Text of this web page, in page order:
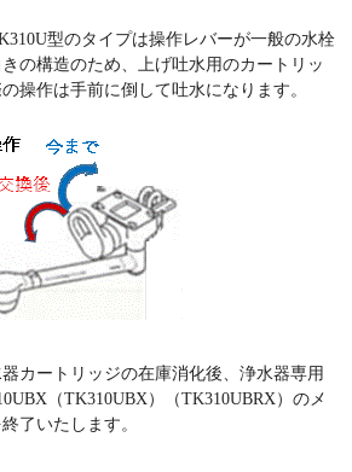
型のタイプは操作レバーが一般の水栓
の構造のため、上げ吐水用のカートリッ
操作は手前に倒して吐水になります。
カートリッジの在庫消化後、浄水器専用
（TK310UBX）（TK310UBRX）のメ
了いたします。